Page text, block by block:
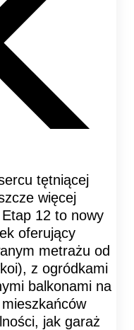
tętniącej
więcej
12 to nowy
oferujący
metrażu od
z ogródkami
balkonami na
jak garaż